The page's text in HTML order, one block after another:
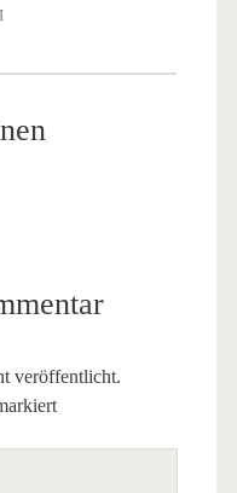
veröffentlicht.